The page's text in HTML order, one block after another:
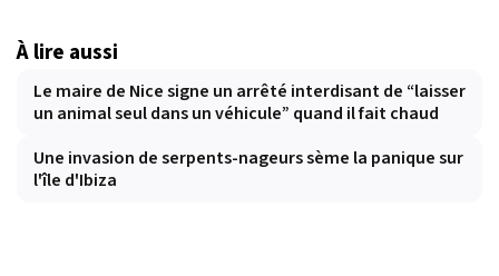
À lire aussi
Le maire de Nice signe un arrêté interdisant de “laisser
un animal seul dans un véhicule” quand il fait chaud
Une invasion de serpents-nageurs sème la panique sur
l'île d'Ibiza